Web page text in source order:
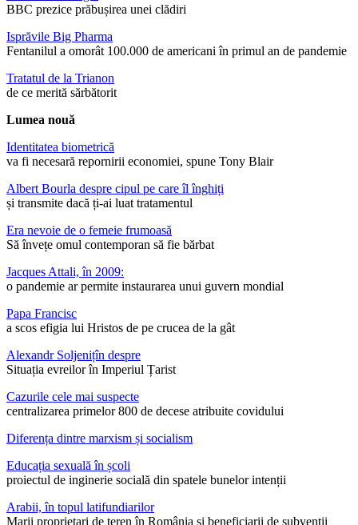
BBC prezice prăbușirea unei clădiri
Isprăvile Big Pharma
Fentanilul a omorât 100.000 de americani în primul an de pandemie
Tratatul de la Trianon
de ce merită sărbătorit
Lumea nouă
Identitatea biometrică
va fi necesară repornirii economiei, spune Tony Blair
Albert Bourla despre cipul pe care îl înghiți
și transmite dacă ți-ai luat tratamentul
Era nevoie de o femeie frumoasă
Să învețe omul contemporan să fie bărbat
Jacques Attali, în 2009:
o pandemie ar permite instaurarea unui guvern mondial
Papa Francisc
a scos efigia lui Hristos de pe crucea de la gât
Alexandr Soljenițîn despre
Situația evreilor în Imperiul Țarist
Cazurile cele mai suspecte
centralizarea primelor 800 de decese atribuite covidului
Diferența dintre marxism și socialism
Educația sexuală în școli
proiectul de inginerie socială din spatele bunelor intenții
Arabii, în topul latifundiarilor
Marii proprietari de teren în România și beneficiarii de subvenții